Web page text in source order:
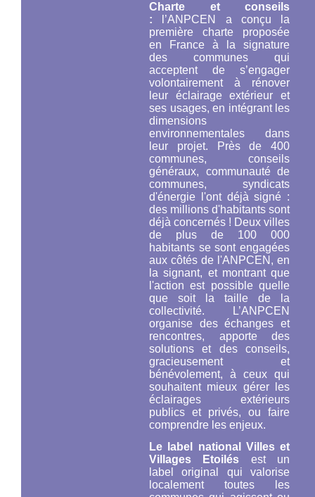
Charte et conseils
: l’ANPCEN a conçu la
première charte proposée
en France à la signature
des communes qui
acceptent de s’engager
volontairement à rénover
leur éclairage extérieur et
ses usages, en intégrant les
dimensions
environnementales dans
leur projet. Près de 400
communes, conseils
généraux, communauté de
communes, syndicats
d'énergie l'ont déjà signé :
des millions d'habitants sont
déjà concernés ! Deux villes
de plus de 100 000
habitants se sont engagées
aux côtés de l'ANPCEN, en
la signant, et montrant que
l'action est possible quelle
que soit la taille de la
collectivité. L’ANPCEN
organise des échanges et
rencontres, apporte des
solutions et des conseils,
gracieusement et
bénévolement, à ceux qui
souhaitent mieux gérer les
éclairages extérieurs
publics et privés, ou faire
comprendre les enjeux.
Le label national Villes et
Villages Etoilés est un
label original qui valorise
localement toutes les